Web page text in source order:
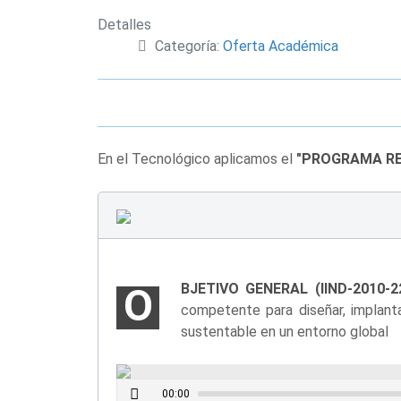
Detalles
Categoría: Oferta Académica
En el Tecnológico aplicamos el "PROGRAMA
O
BJETIVO GENERAL (IIND-2010-
competente para diseñar,
sustentable en un entorno global
Unidad Académica Felipe Carrillo Puerto
00:00